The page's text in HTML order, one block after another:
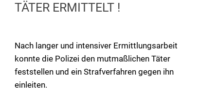
TÄTER ERMITTELT !
Nach langer und intensiver Ermittlungsarbeit
konnte die Polizei den mutmaßlichen Täter
feststellen und ein Strafverfahren gegen ihn
einleiten.